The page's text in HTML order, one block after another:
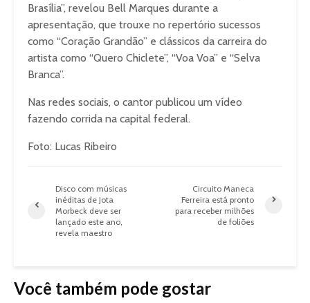
Brasília”, revelou Bell Marques durante a
apresentação, que trouxe no repertório sucessos
como “Coração Grandão” e clássicos da carreira do
artista como “Quero Chiclete”, “Voa Voa” e “Selva
Branca”.
Nas redes sociais, o cantor publicou um vídeo
fazendo corrida na capital federal.
Foto: Lucas Ribeiro
Disco com músicas
inéditas de Jota
Morbeck deve ser
lançado este ano,
revela maestro
Circuito Maneca
Ferreira está pronto
para receber milhões
de foliões
Você também pode gostar